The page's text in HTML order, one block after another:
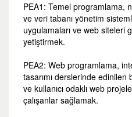
PEA1: Temel programlama,
ve veri tabanı yönetim
uygulamaları ve web siteleri
yetiştirmek.
PEA2: Web programlama,
tasarımı derslerinde
ve kullanıcı odaklı web
çalışanlar sağlamak.